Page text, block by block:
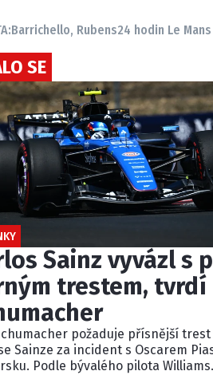
Barrichello, Rubens24 hodin Le Mans
SE
Sainz vyvázl s
trestem, tvrdí
požaduje přísnější
Sainze za incident s Oscarem
Podle bývalého pilota Williams